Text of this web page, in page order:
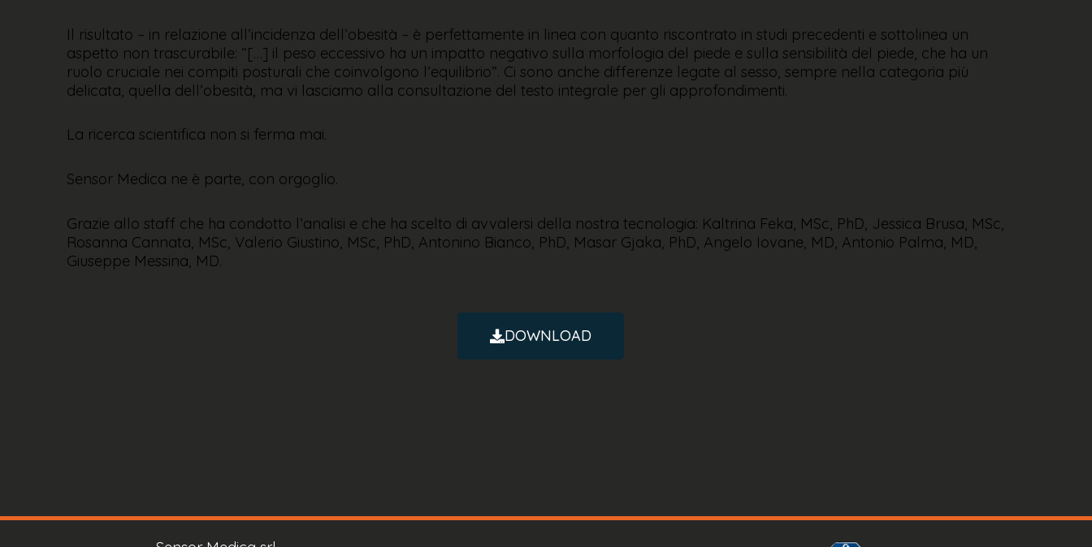
Il risultato – in relazione all’incidenza dell’obesità – è perfettamente in linea con quanto riscontrato in studi precedenti e sottolinea un
aspetto non trascurabile: “[…] il peso eccessivo ha un impatto negativo sulla morfologia del piede e sulla sensibilità del piede, che ha un
ruolo cruciale nei compiti posturali che coinvolgono l’equilibrio”. Ci sono anche differenze legate al sesso, sempre nella categoria più
delicata, quella dell’obesità, ma vi lasciamo alla consultazione del testo integrale per gli approfondimenti.
La ricerca scientifica non si ferma mai.
Sensor Medica ne è parte, con orgoglio.
Grazie allo staff che ha condotto l’analisi e che ha scelto di avvalersi della nostra tecnologia: Kaltrina Feka, MSc, PhD, Jessica Brusa, MSc,
Rosanna Cannata, MSc, Valerio Giustino, MSc, PhD, Antonino Bianco, PhD, Masar Gjaka, PhD, Angelo Iovane, MD, Antonio Palma, MD,
Giuseppe Messina, MD.
DOWNLOAD